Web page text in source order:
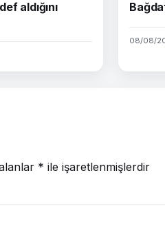
aldığını
08/08/
* ile işaretlenmişlerdir